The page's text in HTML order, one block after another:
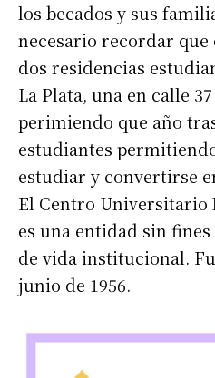
los becados y sus
necesario recordar que
dos residencias
La Plata, una en calle
perimiendo que año
estudiantes
estudiar y convertirse
El Centro Universitario
es una entidad sin
de vida institucional.
junio de 1956.